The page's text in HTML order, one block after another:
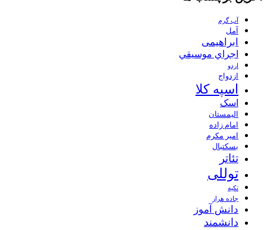
آب گرم
آمل
ابراهیمی
اجراي موسيقي
اردو
ازدواج
اسپه کلا
اسک
الیمستان
امام زاده
امیر مکرم
بسکتبال
تئاتر
توللی
تکیه
جاده هراز
دانش آموز
دانشمند